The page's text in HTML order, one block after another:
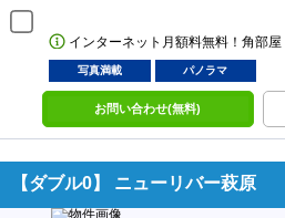
インターネット月額料無料！角部屋
写真満載 パノラマ
お問い合わせ(無料)
【ダブル0】 ニューリバー萩原